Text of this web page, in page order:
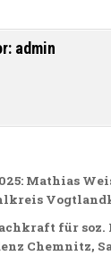
admin
Mathias
für soz.
Chemnitz,